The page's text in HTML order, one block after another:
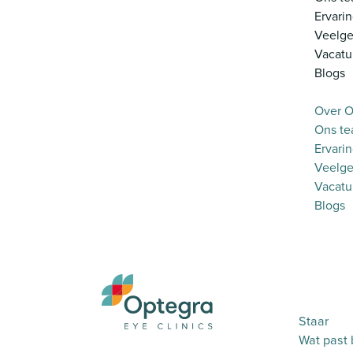
Blogs
Over
Ons
Blogs
Staar
Wat past